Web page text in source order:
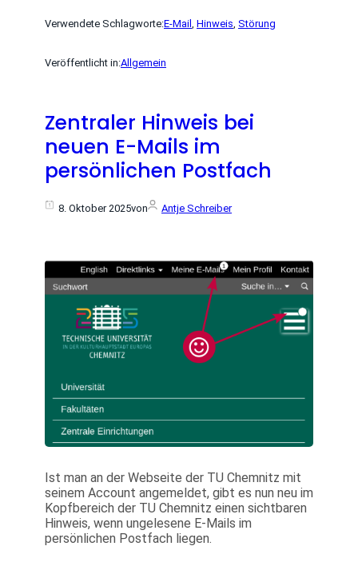
Verwendete Schlagworte:E-Mail Hinweis Störung
Veröffentlicht in:Allgemein
Zentraler Hinweis bei
neuen E-Mails im
persönlichen Postfach
8. Oktober 2025von Antje Schreiber
Ist man an der Webseite der TU Chemnitz mit
seinem Account angemeldet, gibt es nun neu im
Kopfbereich der TU Chemnitz einen sichtbaren
Hinweis, wenn ungelesene E-Mails im
persönlichen Postfach liegen.